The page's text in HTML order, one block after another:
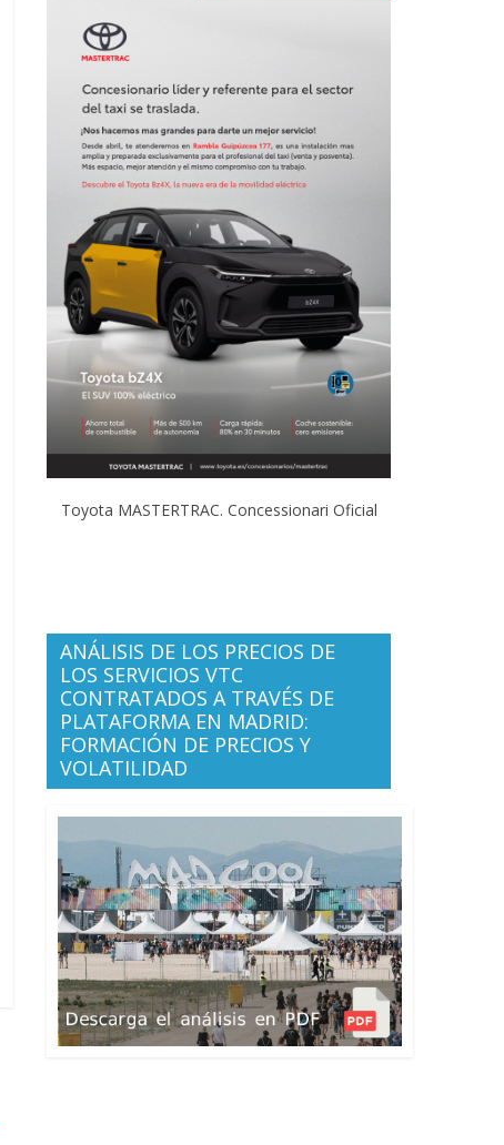
Toyota MASTERTRAC. Concessionari Oficial
ANÁLISIS DE LOS PRECIOS DE
LOS SERVICIOS VTC
CONTRATADOS A TRAVÉS DE
PLATAFORMA EN MADRID:
FORMACIÓN DE PRECIOS Y
VOLATILIDAD